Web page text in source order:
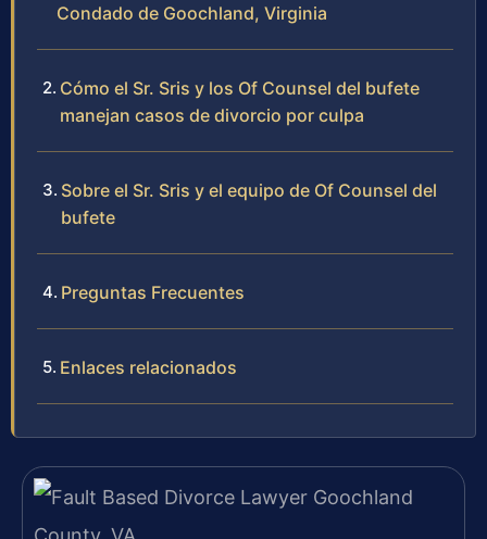
Condado de Goochland, Virginia
Cómo el Sr. Sris y los Of Counsel del bufete
manejan casos de divorcio por culpa
Sobre el Sr. Sris y el equipo de Of Counsel del
bufete
Preguntas Frecuentes
Enlaces relacionados